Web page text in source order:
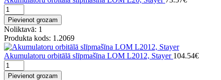
Pievienot grozam
Noliktavā: 1
Produkta kods: 1.2069
Akumulatoru orbitālā slīpmašīna LOM L2012, Stayer 104.54€
Pievienot grozam